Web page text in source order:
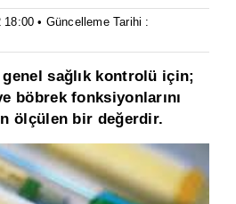
• Güncelleme Tarihi :
sağlık kontrolü için;
böbrek fonksiyonlarını
ölçülen bir değerdir.